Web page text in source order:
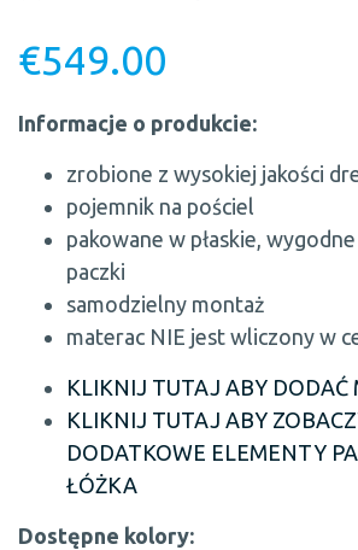
€549.00
Informacje o produkcie:
zrobione z wysokiej jakości
pojemnik na pościel
pakowane w płaskie,
paczki
samodzielny montaż
materac NIE jest wliczony w
KLIKNIJ TUTAJ ABY DODAĆ
KLIKNIJ TUTAJ ABY
DODATKOWE ELEMENTY
ŁÓŻKA
Dostępne kolory: